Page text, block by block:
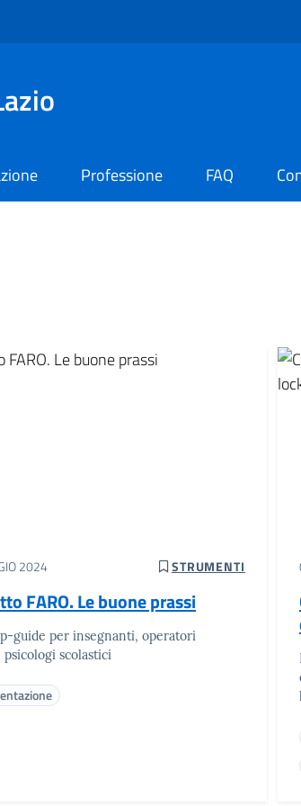
Professione FAQ
2024 STRUMENTI
FARO. Le buone prassi
guide per insegnanti, operatori
scolastici